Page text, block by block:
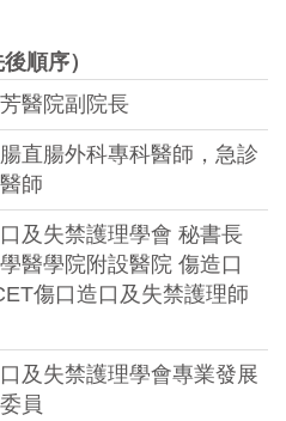
順序）
醫院副院長
直腸外科專科醫師，急診
師
及失禁護理學會 秘書長
醫學院附設醫院 傷造口
傷口造口及失禁護理師
及失禁護理學會專業發展
員